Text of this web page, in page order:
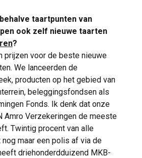
taartpunten van
ook zelf nieuwe taarten
?
prijzen voor de beste nieuwe
We lanceerden de
producten op het gebied van
beleggingsfondsen als
Fonds. Ik denk dat onze
Amro Verzekeringen de meeste
Twintig procent van alle
maar een polis af via de
driehonderdduizend MKB-